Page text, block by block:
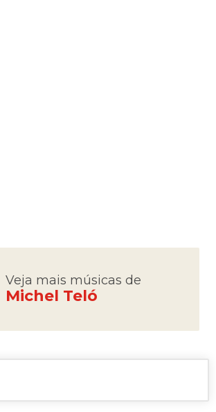
Veja mais músicas de
Michel Teló